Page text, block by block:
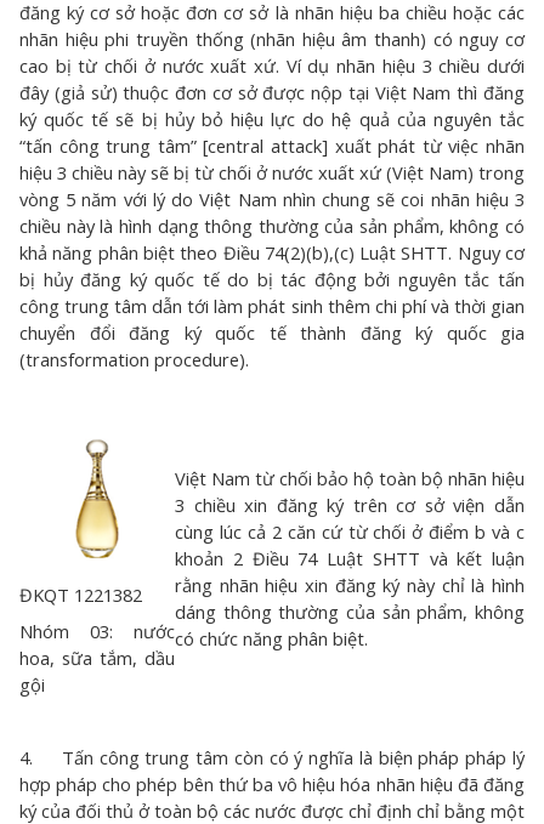
đăng ký cơ sở hoặc đơn cơ sở là nhãn hiệu ba chiều hoặc các
nhãn hiệu phi truyền thống (nhãn hiệu âm thanh) có nguy cơ
cao bị từ chối ở nước xuất xứ. Ví dụ nhãn hiệu 3 chiều dưới
đây (giả sử) thuộc đơn cơ sở được nộp tại Việt Nam thì đăng
ký quốc tế sẽ bị hủy bỏ hiệu lực do hệ quả của nguyên tắc
“tấn công trung tâm” [central attack] xuất phát từ việc nhãn
hiệu 3 chiều này sẽ bị từ chối ở nước xuất xứ (Việt Nam) trong
vòng 5 năm với lý do Việt Nam nhìn chung sẽ coi nhãn hiệu 3
chiều này là hình dạng thông thường của sản phẩm, không có
khả năng phân biệt theo Điều 74(2)(b),(c) Luật SHTT. Nguy cơ
bị hủy đăng ký quốc tế do bị tác động bởi nguyên tắc tấn
công trung tâm dẫn tới làm phát sinh thêm chi phí và thời gian
chuyển đổi đăng ký quốc tế thành đăng ký quốc gia
(transformation procedure).
ĐKQT 1221382
Nhóm 03: nước
hoa, sữa tắm, dầu
gội
Việt Nam từ chối bảo hộ toàn bộ nhãn hiệu
3 chiều xin đăng ký trên cơ sở viện dẫn
cùng lúc cả 2 căn cứ từ chối ở điểm b và c
khoản 2 Điều 74 Luật SHTT và kết luận
rằng nhãn hiệu xin đăng ký này chỉ là hình
dáng thông thường của sản phẩm, không
có chức năng phân biệt.
4. Tấn công trung tâm còn có ý nghĩa là biện pháp pháp lý
hợp pháp cho phép bên thứ ba vô hiệu hóa nhãn hiệu đã đăng
ký của đối thủ ở toàn bộ các nước được chỉ định chỉ bằng một